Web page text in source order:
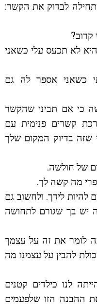
לבדוק את הקשר:
לא תכעס עלי כשאני
כשאני אספר לה גם
כי אם תביני שהקשר
קשרים פנימית עם
שזה בדיוק המקום שלך
של חולשה.
מה קשה לך.
לידך. ולחשוב גם
יש בך שגורם לתחושה
לומר את זה על עצמך
להבין על עצמנו מה
לנו כילדים קטנים
ההבנה הזו שלפעמים